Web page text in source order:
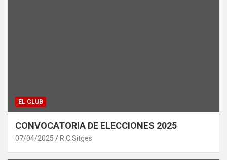
EL CLUB
CONVOCATORIA DE ELECCIONES 2025
07/04/2025 R.C.Sitges